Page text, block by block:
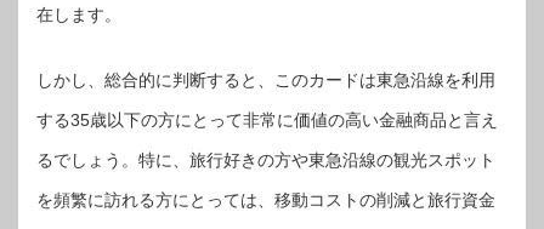
在します。
しかし、総合的に判断すると、このカードは東急沿線を利用
する35歳以下の方にとって非常に価値の高い金融商品と言え
るでしょう。特に、旅行好きの方や東急沿線の観光スポット
を頻繁に訪れる方にとっては、移動コストの削減と旅行資金